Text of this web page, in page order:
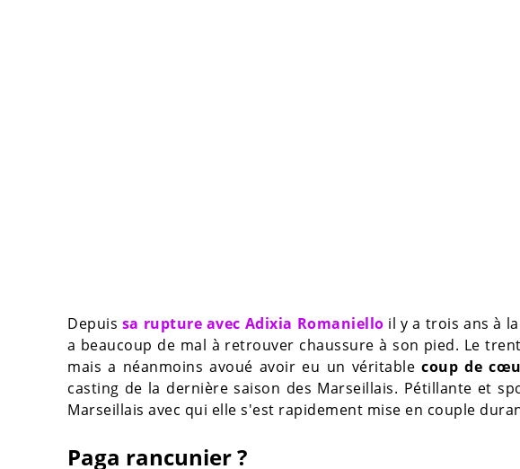
Depuis sa rupture avec Adixia Romaniello il y a trois ans à
a beaucoup de mal à retrouver chaussure à son pied. Le
mais a néanmoins avoué avoir eu un véritablecoup de
casting de la dernière saison des Marseillais. Pétillante et
Marseillais avec qui elle s'est rapidement mise en couple
Paga rancunier ?